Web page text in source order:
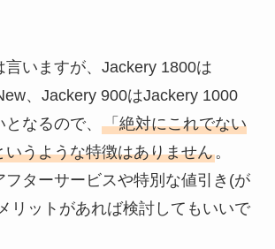
言いますが、Jackery 1800は
、Jackery 900はJackery 1000
なるので、 「絶対にこれでない
いうような特徴はありません。
フターサービスや特別な値引き(が
リットがあれば検討してもいいで